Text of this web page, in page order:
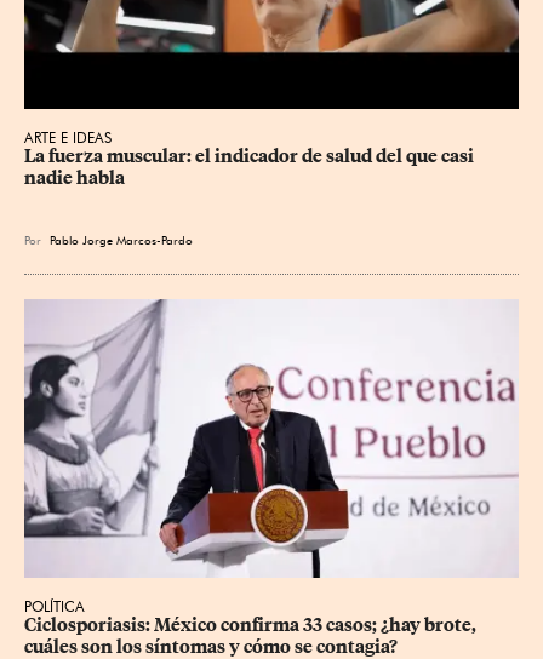
ARTE E IDEAS
La fuerza muscular: el indicador de salud del que casi
nadie habla
Por Pablo Jorge Marcos-Pardo
POLÍTICA
Ciclosporiasis: México confirma 33 casos; ¿hay brote,
cuáles son los síntomas y cómo se contagia?